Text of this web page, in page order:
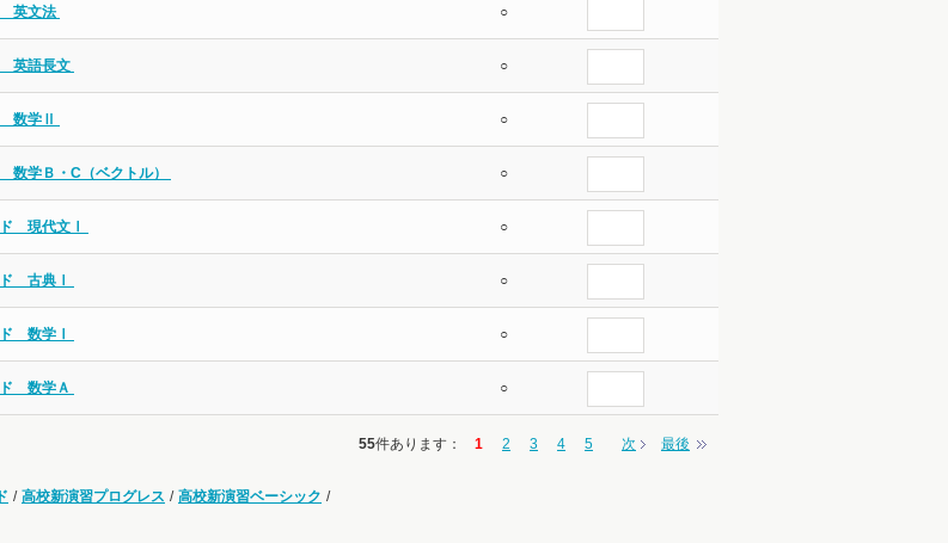
英文法 ○
英語長文 ○
数学Ⅱ ○
学Ｂ・C（ベクトル） ○
ド 現代文Ⅰ ○
ド 古典Ⅰ ○
ド 数学Ⅰ ○
ド 数学Ａ ○
55件あります ： 1 2 3 4 5 次 最後
/ 高校新演習プログレス / 高校新演習ベーシック /